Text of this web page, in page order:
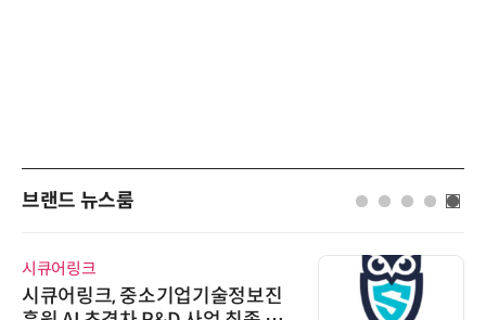
브랜드 뉴스룸
시큐어링크
시큐어링크, 중소기업기술정보진